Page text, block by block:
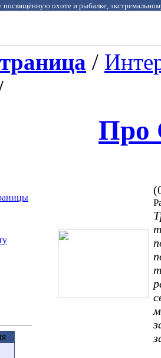
охоте и рыбалке,
/
Про